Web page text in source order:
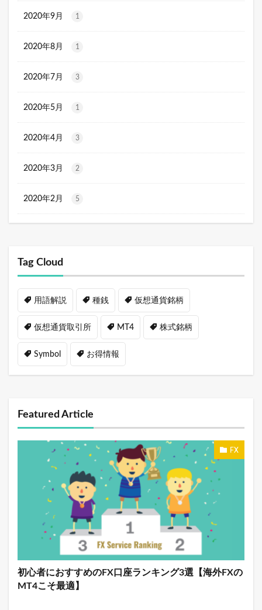
2020年9月 1
2020年8月 1
2020年7月 3
2020年5月 1
2020年4月 3
2020年3月 2
2020年2月 5
Tag Cloud
用語解説 種銭 仮想通貨銘柄
仮想通貨取引所 MT4 株式銘柄
Symbol お得情報
Featured Article
FX
初心者におすすめのFX口座ランキング3選【海外FXの
MT4こそ最適】